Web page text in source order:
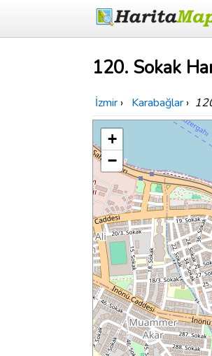
120. Sokak
İzmir › Karabağlar ›
+
−